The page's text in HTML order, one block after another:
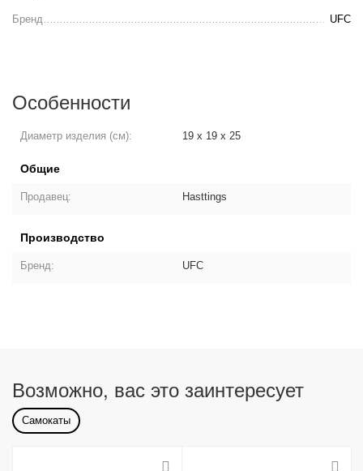
Бренд UFC
Особенности
Диаметр изделия (см): 19 x 19 x 25
Общие
Продавец: Hasttings
Производство
Бренд: UFC
Возможно, вас это заинтересует
Самокаты